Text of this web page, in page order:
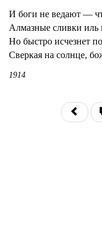
И боги не ведают —
Алмазные сливки иль
Но быстро исчезнет
Сверкая на солнце,
1914